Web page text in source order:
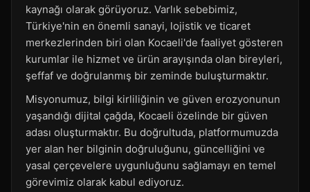
kaynağı olarak görüyoruz. Varlık sebebimiz,
Türkiye'nin en önemli sanayi, lojistik ve ticaret
merkezlerinden biri olan Kocaeli'de faaliyet gösteren
kurumlar ile hizmet ve ürün arayışında olan bireyleri,
şeffaf ve doğrulanmış bir zeminde buluşturmaktır.
Misyonumuz, bilgi kirliliğinin ve güven erozyonunun
yaşandığı dijital çağda, Kocaeli özelinde bir güven
adası oluşturmaktır. Bu doğrultuda, platformumuzda
yer alan her bilginin doğruluğunu, güncelliğini ve
yasal çerçevelere uygunluğunu sağlamayı en temel
görevimiz olarak kabul ediyoruz.